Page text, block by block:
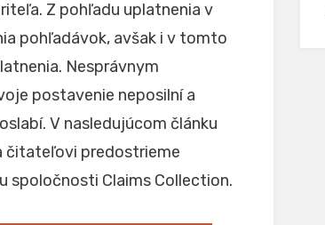
Z pohľadu uplatnenia v
pohľadávok, avšak i v tomto
Nesprávnym
postavenie neposilní a
V nasledujúcom článku
čitateľovi predostrieme
spoločnosti Claims Collection.